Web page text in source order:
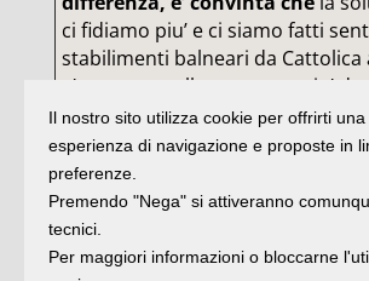
ci fidiamo piu’ e ci siamo fatti
stabilimenti balneari da
e’ apparso nella sua veste piu’
“Noi non siamo semplicemente
ancora Cappelli – siamo delle
bar, ristoranti, servizio
affossadando ad esempio le
concorrere per un bagno a
nostra tipologia turistica e’ unica
Il nostro sito utilizza cookie per offrirti
esperienza di navigazione e proposte in
preferenze.
Premendo "Nega" si attiveranno
tecnici.
Per maggiori informazioni o bloccarne